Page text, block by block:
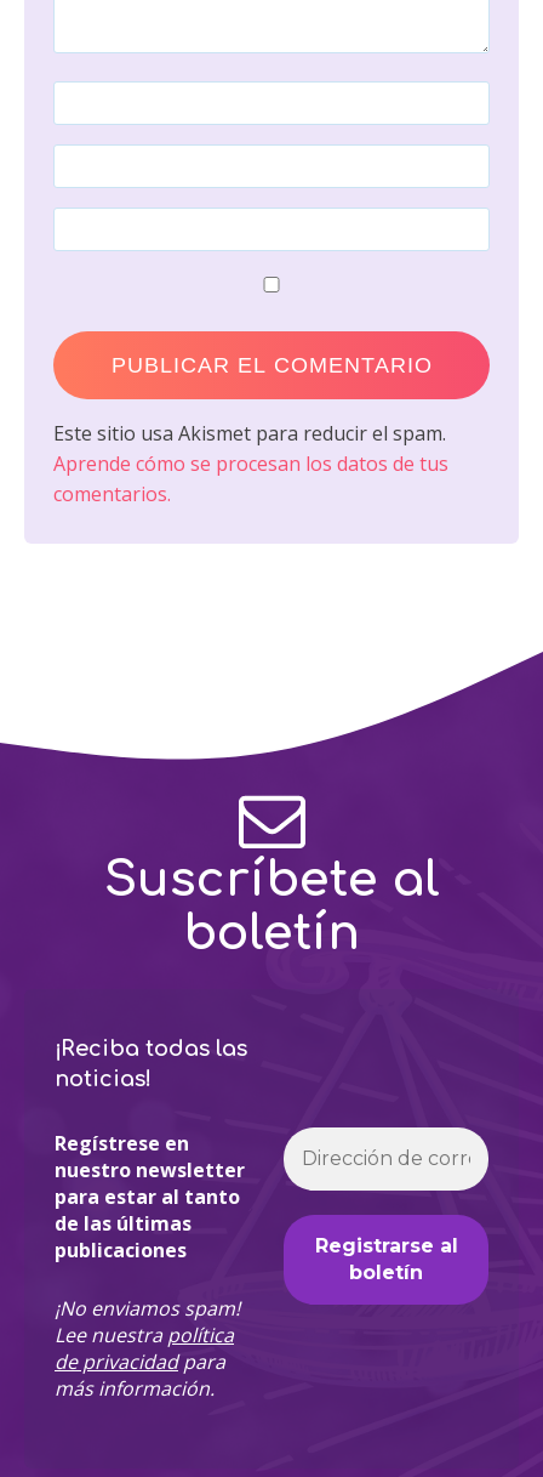
Este sitio usa Akismet para reducir el spam.
Aprende cómo se procesan los datos de tus
comentarios.
Suscríbete al
boletín
¡Reciba todas las
noticias!
Regístrese en
nuestro newsletter
para estar al tanto
de las últimas
publicaciones
¡No enviamos spam!
Lee nuestrapolítica
de privacidadpara
más información.